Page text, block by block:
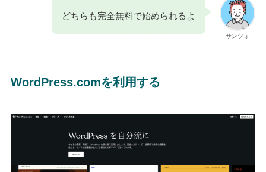
サンツォ
どちらも完全無料で始められるよ
WordPress.comを利用する